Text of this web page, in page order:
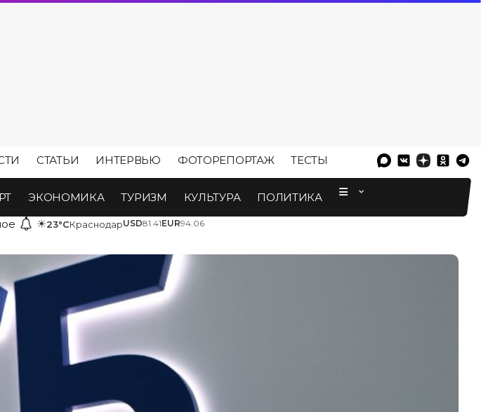
СТАТЬИ ИНТЕРВЬЮ ФОТОРЕПОРТАЖ ТЕСТЫ
ЭКОНОМИКА ТУРИЗМ КУЛЬТУРА ПОЛИТИКА
☀23°CКраснодарUSD81.41EUR94.06